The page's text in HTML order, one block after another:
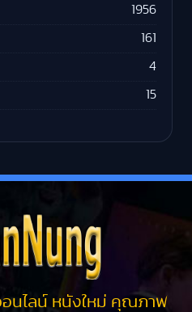
1956
161
4
15
นไลน์ หนังใหม่ คุณภาพ